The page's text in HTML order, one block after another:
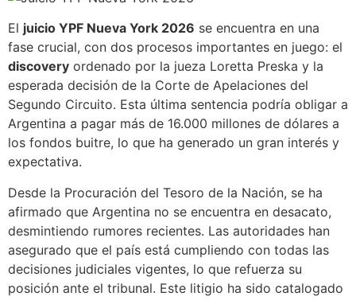
El juicio YPF Nueva York 2026 se encuentra en una
fase crucial, con dos procesos importantes en juego: el
discovery ordenado por la jueza Loretta Preska y la
esperada decisión de la Corte de Apelaciones del
Segundo Circuito. Esta última sentencia podría obligar a
Argentina a pagar más de 16.000 millones de dólares a
los fondos buitre, lo que ha generado un gran interés y
expectativa.
Desde la Procuración del Tesoro de la Nación, se ha
afirmado que Argentina no se encuentra en desacato,
desmintiendo rumores recientes. Las autoridades han
asegurado que el país está cumpliendo con todas las
decisiones judiciales vigentes, lo que refuerza su
posición ante el tribunal. Este litigio ha sido catalogado